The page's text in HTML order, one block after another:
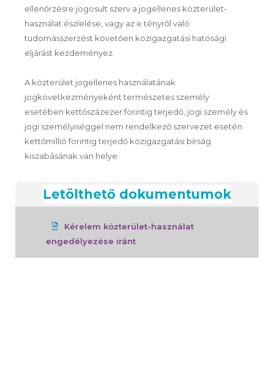
ellenőrzésre jogosult szerv a jogellenes közterület-
használat észlelése, vagy az e tényről való
tudomásszerzést követően közigazgatási hatósági
eljárást kezdeményez.
A közterület jogellenes használatának
jogkövetkezményeként természetes személy
esetében kettőszázezer forintig terjedő, jogi személy és
jogi személyiséggel nem rendelkező szervezet esetén
kettőmillió forintig terjedő közigazgatási bírság
kiszabásának van helye.
Letölthető dokumentumok
Kérelem közterület-használat
engedélyezése iránt